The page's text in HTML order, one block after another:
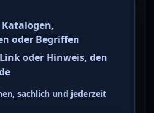
oder Begriffen
oder Hinweis, den
sachlich und jederzeit
Deutsches
Ziffern
M
bis braunocker
1